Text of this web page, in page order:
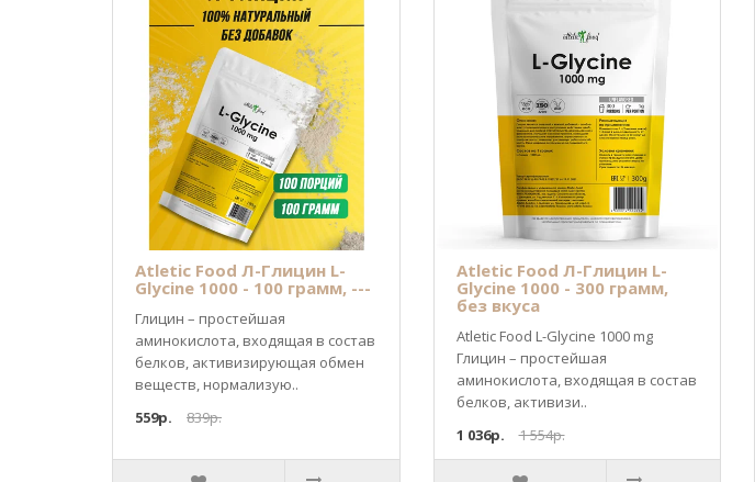
Atletic Food Л-Глицин L-
Glycine 1000 - 100 грамм, ---
Глицин – простейшая
аминокислота, входящая в состав
белков, активизирующая обмен
веществ, нормализую..
559р.
839р.
Atletic Food Л-Глицин L-
Glycine 1000 - 300 грамм,
без вкуса
Atletic Food L-Glycine 1000 mg
Глицин – простейшая
аминокислота, входящая в состав
белков, активизи..
1 036р.
1 554р.